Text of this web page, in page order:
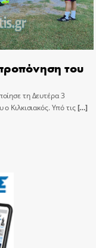
του
τη Δευτέρα 3
Κιλκισιακός. Υπό τις[…]